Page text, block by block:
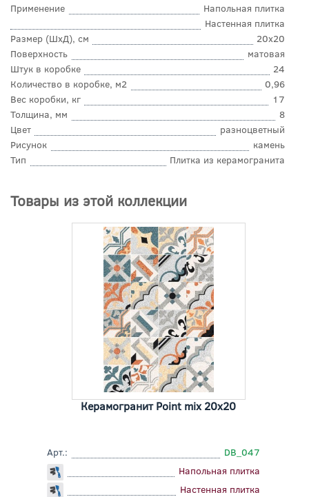
Применение
Напольная плитка
Настенная плитка
Размер (ШхД), см
20x20
Поверхность
матовая
Штук в коробке
24
Количество в коробке, м2
0,96
Вес коробки, кг
17
Толщина, мм
8
Цвет
разноцветный
Рисунок
камень
Тип
Плитка из керамогранита
Товары из этой коллекции
Керамогранит Point mix 20x20
Арт.:
DB_047
Напольная плитка
Настенная плитка